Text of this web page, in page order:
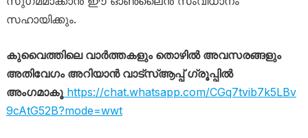
സഹായിക്കും.
കുവൈത്തിലെ വാർത്തകളും തൊഴിൽ അവസരങ്ങളും
അതിവേഗം അറിയാൻ വാട്സ്ആപ്പ് ഗ്രൂപ്പിൽ
അംഗമാകൂhttps://chat.whatsapp.com/CGq7tvib7k5LBv
9cAtG52B?mode=wwt